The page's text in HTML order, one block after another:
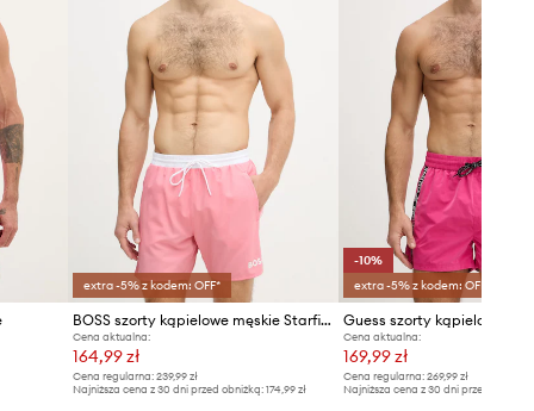
extra -5% z kodem: OFF*
BOSS szorty kąpielowe męskie Starfish
Cena aktualna:
164,99 zł
Cena regularna:239,99 zł
Najniższa cena z 30 dni przed obniżką:174,99 zł
-10%
extra -5% z kodem: OFF*
Guess szorty kąpielowe
Cena aktualna:
169,99 zł
Cena regularna: 269,99 zł
Najniższa cena z 30 dni przed obniżką: